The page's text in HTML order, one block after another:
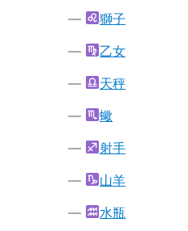
獅子
乙女
天秤
蠍
射手
山羊
水瓶